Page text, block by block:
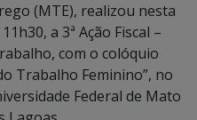
(MTE), realizou nesta
a 3ª Ação Fiscal –
com o colóquio
Trabalho Feminino”, no
Federal de Mato